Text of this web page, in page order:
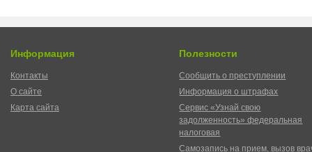
Информация
Контакты
О сайте
Карта сайта
Полезности
Сообщить о преступлении
Информация о штрафах
Сервис «Узнай свою
задолженность» федеральная
налоговая
Самозапись на прием, вызов